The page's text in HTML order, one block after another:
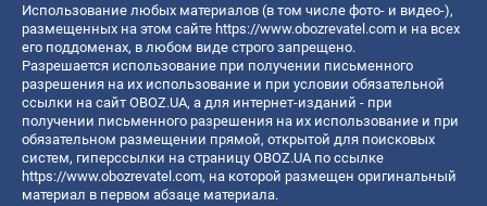
Использование любых материалов (в том числе фото- и видео-),
размещенных на этом сайте https://www.obozrevatel.com и на всех
его поддоменах, в любом виде строго запрещено.
Разрешается использование при получении письменного
разрешения на их использование и при условии обязательной
ссылки на сайт OBOZ.UA, а для интернет-изданий - при
получении письменного разрешения на их использование и при
обязательном размещении прямой, открытой для поисковых
систем, гиперссылки на страницу OBOZ.UA по ссылке
https://www.obozrevatel.com, на которой размещен оригинальный
материал в первом абзаце материала.